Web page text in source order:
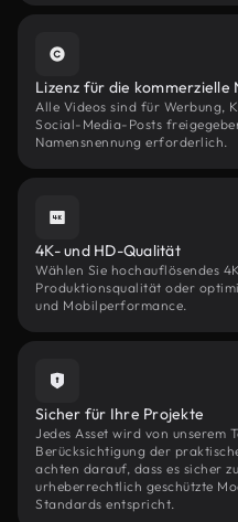
Lizenz für die kommerzielle
Alle Videos sind für Werbung,
Social-Media-Posts
Namensnennung erforderlich.
4K- und HD-Qualität
Wählen Sie hochauflösendes
Produktionsqualität oder
und Mobilperformance.
Sicher für Ihre Projekte
Jedes Asset wird von unserem
Berücksichtigung der
achten darauf, dass es sicher
urheberrechtlich geschützte
Standards entspricht.